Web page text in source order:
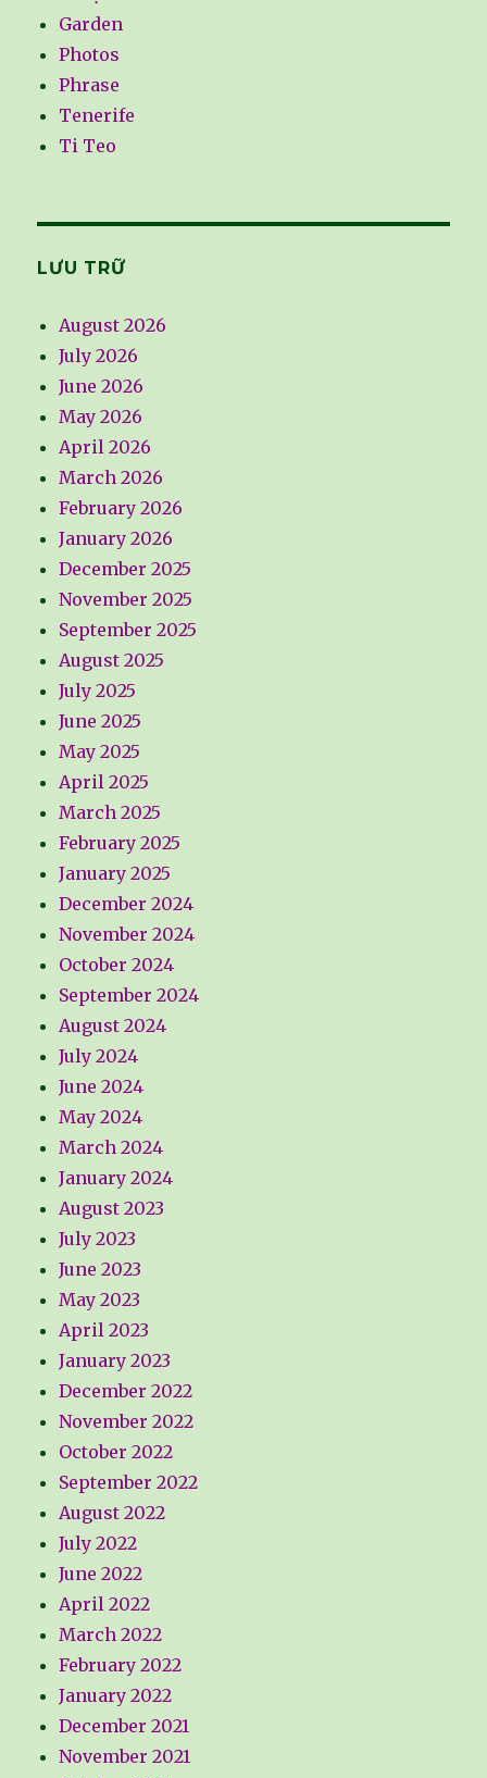
Garden
Photos
Phrase
Tenerife
Ti Teo
LƯU TRỮ
August 2026
July 2026
June 2026
May 2026
April 2026
March 2026
February 2026
January 2026
December 2025
November 2025
September 2025
August 2025
July 2025
June 2025
May 2025
April 2025
March 2025
February 2025
January 2025
December 2024
November 2024
October 2024
September 2024
August 2024
July 2024
June 2024
May 2024
March 2024
January 2024
August 2023
July 2023
June 2023
May 2023
April 2023
January 2023
December 2022
November 2022
October 2022
September 2022
August 2022
July 2022
June 2022
April 2022
March 2022
February 2022
January 2022
December 2021
November 2021